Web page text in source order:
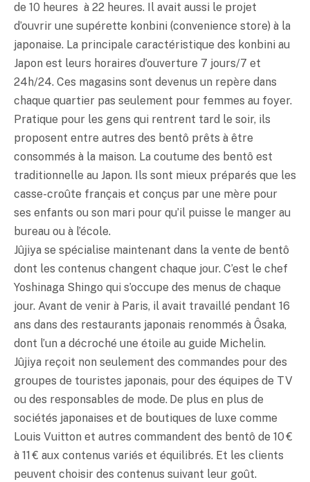
de 10 heures à 22 heures. Il avait aussi le projet
d’ouvrir une supérette konbini (convenience store) à la
japonaise. La principale caractéristique des konbini au
Japon est leurs horaires d’ouverture 7 jours/7 et
24h/24. Ces magasins sont devenus un repère dans
chaque quartier pas seulement pour femmes au foyer.
Pratique pour les gens qui rentrent tard le soir, ils
proposent entre autres des bentô prêts à être
consommés à la maison. La coutume des bentô est
traditionnelle au Japon. Ils sont mieux préparés que les
casse-croûte français et conçus par une mère pour
ses enfants ou son mari pour qu’il puisse le manger au
bureau ou à l’école.
Jûjiya se spécialise maintenant dans la vente de bentô
dont les contenus changent chaque jour. C’est le chef
Yoshinaga Shingo qui s’occupe des menus de chaque
jour. Avant de venir à Paris, il avait travaillé pendant 16
ans dans des restaurants japonais renommés à Ôsaka,
dont l’un a décroché une étoile au guide Michelin.
Jûjiya reçoit non seulement des commandes pour des
groupes de touristes japonais, pour des équipes de TV
ou des responsables de mode. De plus en plus de
sociétés japonaises et de boutiques de luxe comme
Louis Vuitton et autres commandent des bentô de 10 €
à 11 € aux contenus variés et équilibrés. Et les clients
peuvent choisir des contenus suivant leur goût.